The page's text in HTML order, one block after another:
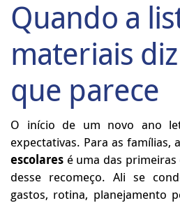
Quando a
materiais
que parece
O início de um novo ano
expectativas. Para as famílias, a
escolares é uma das
desse recomeço. Ali se
gastos, rotina, planejamento